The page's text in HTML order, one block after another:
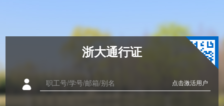
浙大通行证
点击激活用户